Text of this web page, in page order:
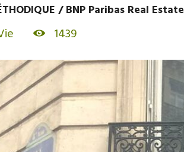
/ BNP Paribas Real Estate
1439